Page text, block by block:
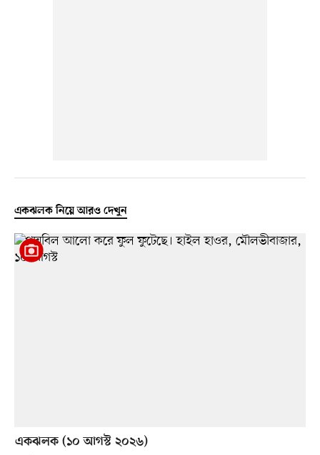
একঝলক নিয়ে আরও দেখুন
একঝলক (১০ আগস্ট ২০২৬)